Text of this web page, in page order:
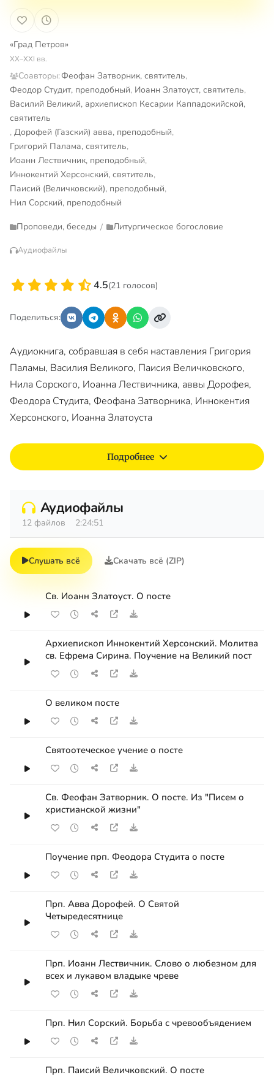
«Град Петров»
XX–XXI вв.
Соавторы:Феофан Затворник, святитель,
Феодор Студит, преподобный, Иоанн Златоуст, святитель,
Василий Великий, архиепископ Кесарии Каппадокийской,
святитель
, Дорофей (Газский) авва, преподобный,
Григорий Палама, святитель,
Иоанн Лествичник, преподобный,
Иннокентий Херсонский, святитель,
Паисий (Величковский), преподобный,
Нил Сорский, преподобный
Проповеди, беседы / Литургическое богословие
Аудиофайлы
4.5(21 голосов)
Поделиться:
Аудиокнига, собравшая в себя наставления Григория
Паламы, Василия Великого, Паисия Величковского,
Нила Сорского, Иоанна Лествичника, аввы Дорофея,
Феодора Студита, Феофана Затворника, Иннокентия
Херсонского, Иоанна Златоуста
Подробнее
Аудиофайлы
12 файлов 2:24:51
Слушать всё Скачать всё (ZIP)
Св. Иоанн Златоуст. О посте
Архиепископ Иннокентий Херсонский. Молитва
св. Ефрема Сирина. Поучение на Великий пост
О великом посте
Святоотеческое учение о посте
Св. Феофан Затворник. О посте. Из "Писем о
христианской жизни"
Поучение прп. Феодора Студита о посте
Прп. Авва Дорофей. О Святой
Четыредесятнице
Прп. Иоанн Лествичник. Слово о любезном для
всех и лукавом владыке чреве
Прп. Нил Сорский. Борьба с чревообъядением
Прп. Паисий Величковский. О посте